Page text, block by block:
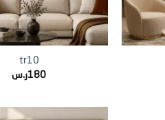
tr10
180ر.س